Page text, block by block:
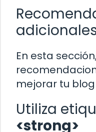
En esta
mejorar tu blog
Utiliza
<strong>